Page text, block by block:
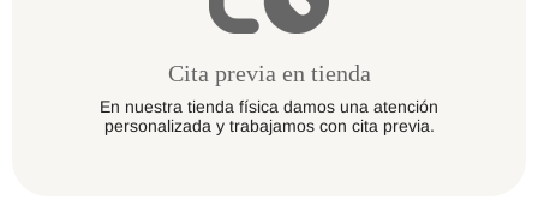
Cita previa en tienda
En nuestra tienda física damos una atención
personalizada y trabajamos con cita previa.